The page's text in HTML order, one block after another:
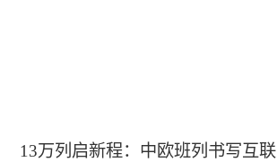
13万列启新程：中欧班列书写互